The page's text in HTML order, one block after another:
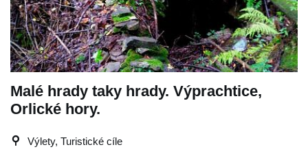
Malé hrady taky hrady. Výprachtice,
Orlické hory.
Výlety, Turistické cíle